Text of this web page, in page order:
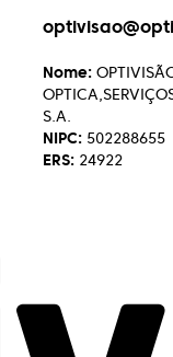
Nome:
S.A.
NIPC: 502288655
ERS: 24922